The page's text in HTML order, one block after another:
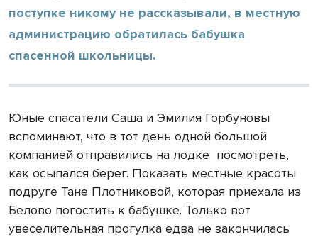
поступке никому не рассказывали, в местную
администрацию обратилась бабушка
спасенной школьницы.
Юные спасатели Саша и Эмилия Горбуновы
вспоминают, что в тот день одной большой
компанией отправились на лодке посмотреть,
как осыпался берег. Показать местные красоты
подруге Тане Плотниковой, которая приехала из
Белово погостить к бабушке. Только вот
увеселительная прогулка едва не закончилась